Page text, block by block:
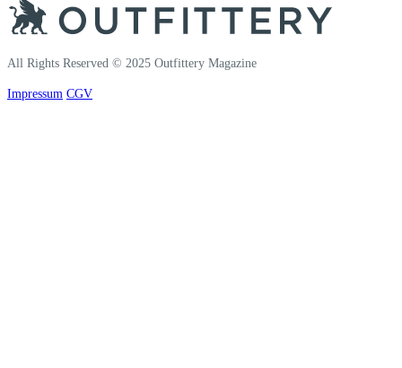
All Rights Reserved © 2025 Outfittery Magazine
Impressum CGV